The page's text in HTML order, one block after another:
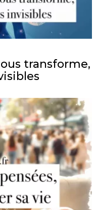
transforme,